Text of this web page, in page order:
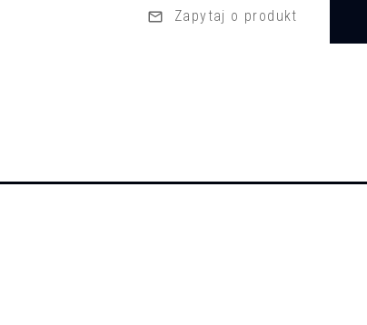
Zapytaj o produkt